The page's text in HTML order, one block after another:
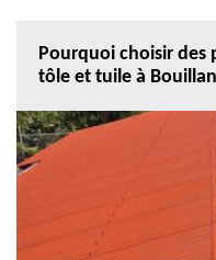
Pourquoi choisir
tôle et tuile à